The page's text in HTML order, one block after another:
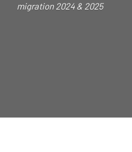
migration 2024 & 2025